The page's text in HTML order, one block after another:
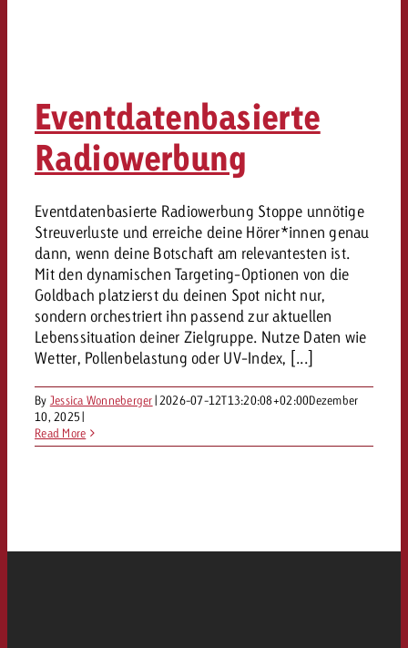
Eventdatenbasierte
Radiowerbung
Eventdatenbasierte Radiowerbung Stoppe unnötige
Streuverluste und erreiche deine Hörer*innen genau
dann, wenn deine Botschaft am relevantesten ist.
Mit den dynamischen Targeting-Optionen von die
Goldbach platzierst du deinen Spot nicht nur,
sondern orchestriert ihn passend zur aktuellen
Lebenssituation deiner Zielgruppe. Nutze Daten wie
Wetter, Pollenbelastung oder UV-Index, [...]
By Jessica Wonneberger| 2026-07-12T13:20:08+02:00Dezember
10, 2025|
Read More